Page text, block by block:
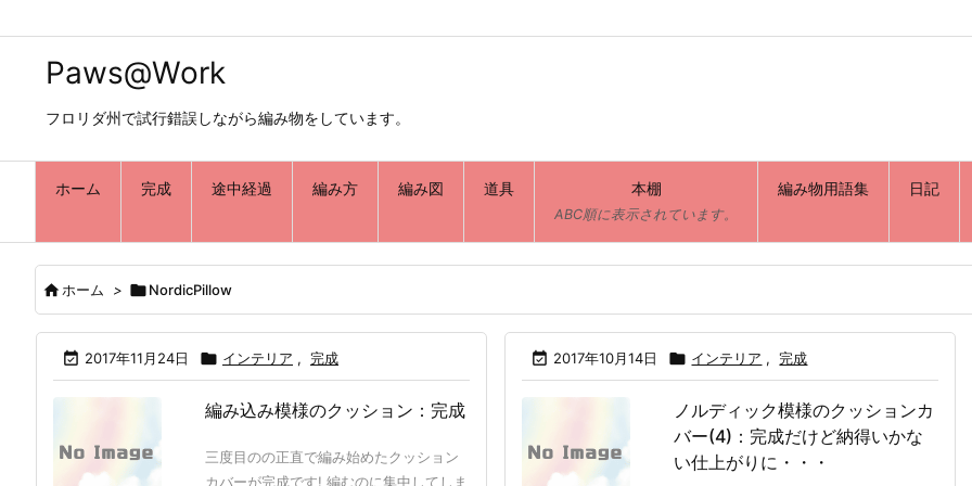
Paws@Work
フロリダ州で試行錯誤しながら編み物をしています。
ホーム 完成 途中経過 編み方 編み図 道具 本棚
ABC順に表示されています。
編み物用語集 日記
ホーム > NordicPillow
 2017年11月24日  インテリア , 完成
編み込み模様のクッション：完成
三度目のの正直で編み始めたクッション
カバーが完成です! 編むのに集中してしま
 2017年10月14日  インテリア , 完成
ノルディック模様のクッションカ
バー(4)：完成だけど納得いかな
い仕上がりに・・・